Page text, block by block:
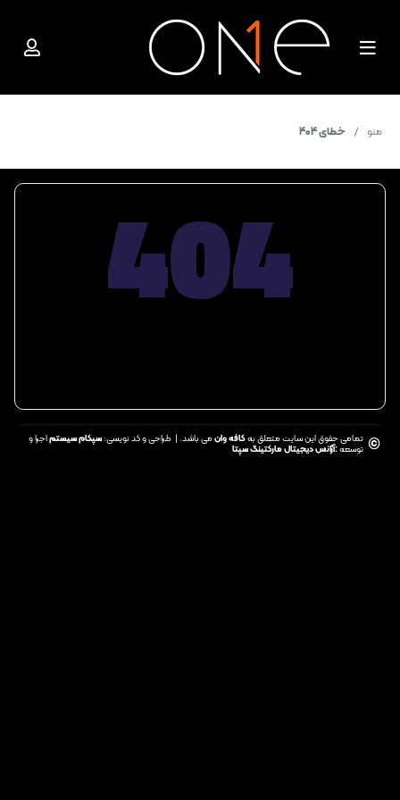
منو خطای 404
404
© تمامی حقوق این سایت متعلق بهکافه وانمی باشد. | طراحی و کد نویسی:سپکام سیستماجرا و
توسعه:آژانس دیجیتال مارکتینگ سپتا